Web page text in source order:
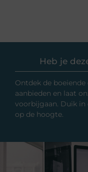
Heb je
Ontdek de
aanbieden en laat
voorbijgaan. Duik in
op de hoogte.